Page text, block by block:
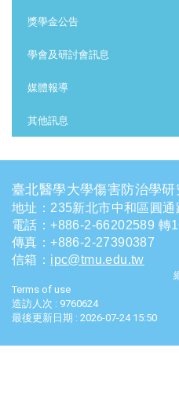
獎學金公告
學會及研討會訊息
媒體報導
其他訊息
臺北醫學大學傷害防治學研
地址：235新北市中和區圓
電話 ：+886-2-66202589 轉
傳真：+886-2-27390387
信箱 ： ipc@tmu.edu.tw
Terms of use
造訪人次 : 9760624
最後更新日期 : 2026-07-24 15:50